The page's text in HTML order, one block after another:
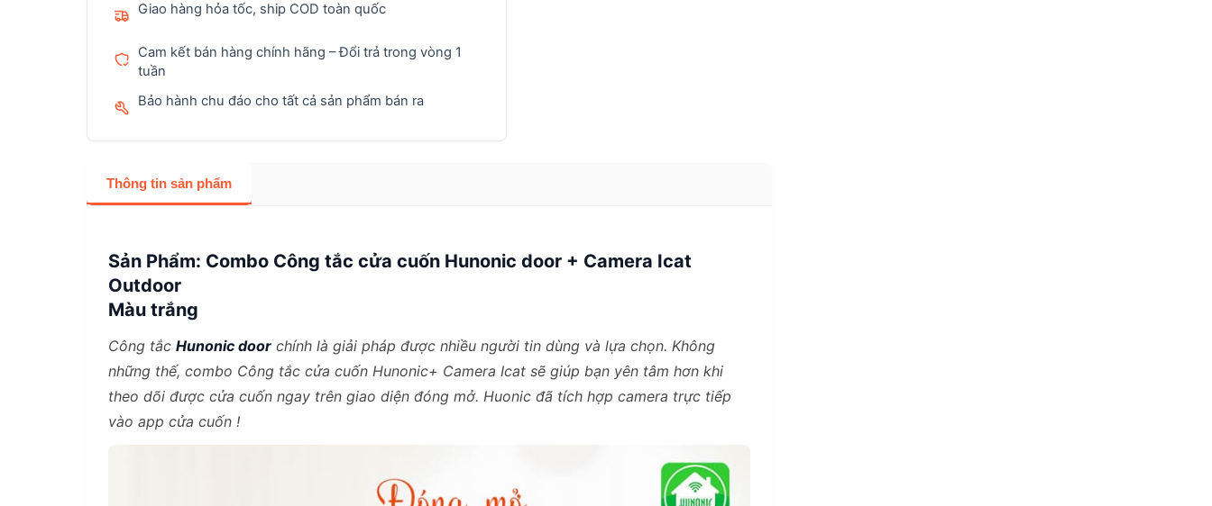
Giao hàng hỏa tốc, ship COD toàn quốc
Cam kết bán hàng chính hãng – Đổi trả trong vòng 1
tuần
Bảo hành chu đáo cho tất cả sản phẩm bán ra
Thông tin sản phẩm
Sản Phẩm: Combo Công tắc cửa cuốn Hunonic door + Camera Icat
Outdoor
Màu trắng
Công tắc Hunonic door chính là giải pháp được nhiều người tin dùng và lựa chọn. Không
những thế, combo Công tắc cửa cuốn Hunonic+ Camera Icat sẽ giúp bạn yên tâm hơn khi
theo dõi được cửa cuốn ngay trên giao diện đóng mở. Huonic đã tích hợp camera trực tiếp
vào app cửa cuốn !